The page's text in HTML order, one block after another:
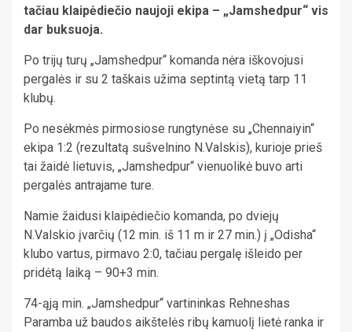
tačiau klaipėdiečio naujoji ekipa – „Jamshedpur“ vis
dar buksuoja.
Po trijų turų „Jamshedpur“ komanda nėra iškovojusi
pergalės ir su 2 taškais užima septintą vietą tarp 11
klubų.
Po nesėkmės pirmosiose rungtynėse su „Chennaiyin“
ekipa 1:2 (rezultatą sušvelnino N.Valskis), kurioje prieš
tai žaidė lietuvis, „Jamshedpur“ vienuolikė buvo arti
pergalės antrajame ture.
Namie žaidusi klaipėdiečio komanda, po dviejų
N.Valskio įvarčių (12 min. iš 11 m ir 27 min.) į „Odisha“
klubo vartus, pirmavo 2:0, tačiau pergalę išleido per
pridėtą laiką – 90+3 min.
74-ąją min. „Jamshedpur“ vartininkas Rehneshas
Paramba už baudos aikštelės ribų kamuolį lietė ranka ir